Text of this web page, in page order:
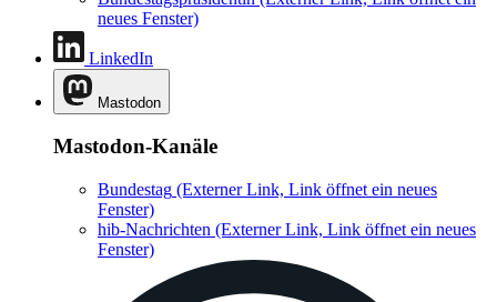
neues Fenster)
LinkedIn
Mastodon
Mastodon-Kanäle
Bundestag (Externer Link, Link öffnet ein neues
Fenster)
hib-Nachrichten (Externer Link, Link öffnet ein neues
Fenster)